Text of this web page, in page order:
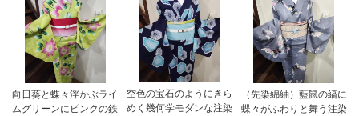
向日葵と蝶々浮かぶライ
ムグリーンにピンクの鉄
空色の宝石のようにきら
めく幾何学モダンな注染
（先染綿紬）藍鼠の縞に
蝶々がふわりと舞う注染